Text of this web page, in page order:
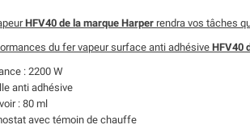
HFV40 de la marque Harper rendra vos tâches
du fer vapeur surface anti adhésive HFV40
: 2200 W
anti adhésive
: 80 ml
avec témoin de chauffe